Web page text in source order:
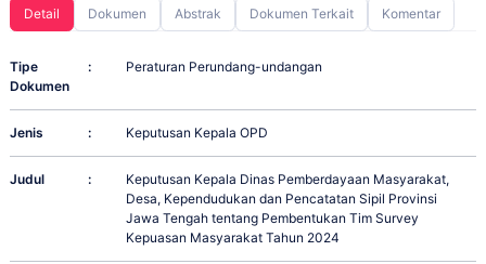
Detail Dokumen Abstrak Dokumen Terkait Komentar
Tipe
Dokumen
: Peraturan Perundang-undangan
Jenis : Keputusan Kepala OPD
Judul :
Keputusan Kepala Dinas Pemberdayaan Masyarakat,
Desa, Kependudukan dan Pencatatan Sipil Provinsi
Jawa Tengah tentang Pembentukan Tim Survey
Kepuasan Masyarakat Tahun 2024